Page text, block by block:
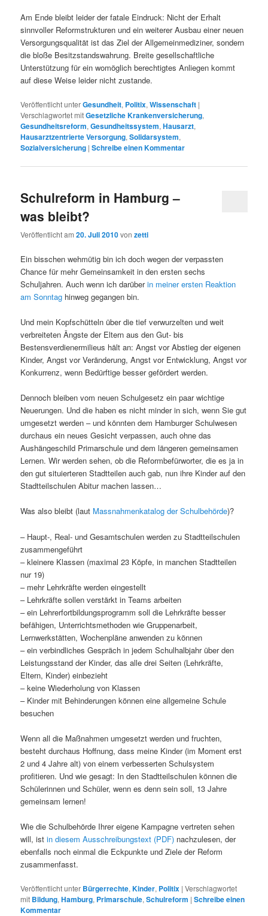
Am Ende bleibt leider der fatale Eindruck: Nicht der Erhalt
sinnvoller Reformstrukturen und ein weiterer Ausbau einer neuen
Versorgungsqualität ist das Ziel der Allgemeinmediziner, sondern
die bloße Besitzstandswahrung. Breite gesellschaftliche
Unterstützung für ein womöglich berechtigtes Anliegen kommt
auf diese Weise leider nicht zustande.
Veröffentlicht unterGesundheit, Politix,Wissenschaft |
Verschlagwortet mitGesetzliche Krankenversicherung,
Gesundheitsreform,Gesundheitssystem,Hausarzt,
Hausarztzentrierte Versorgung,Solidarsystem,
Sozialversicherung |Schreibe einen Kommentar
Schulreform in Hamburg –
was bleibt?
Veröffentlicht am20. Juli 2010vonzetti
Ein bisschen wehmütig bin ich doch wegen der verpassten
Chance für mehr Gemeinsamkeit in den ersten sechs
Schuljahren. Auch wenn ich darüberin meiner ersten Reaktion
am Sonntag hinweg gegangen bin.
Und mein Kopfschütteln über die tief verwurzelten und weit
verbreiteten Ängste der Eltern aus den Gut- bis
Bestensverdienermilieus hält an: Angst vor Abstieg der eigenen
Kinder, Angst vor Veränderung, Angst vor Entwicklung, Angst vor
Konkurrenz, wenn Bedürftige besser gefördert werden.
Dennoch bleiben vom neuen Schulgesetz ein paar wichtige
Neuerungen. Und die haben es nicht minder in sich, wenn Sie gut
umgesetzt werden – und könnten dem Hamburger Schulwesen
durchaus ein neues Gesicht verpassen, auch ohne das
Aushängeschild Primarschule und dem längeren gemeinsamen
Lernen. Wir werden sehen, ob die Reformbefürworter, die es ja in
den gut situierteren Stadtteilen auch gab, nun ihre Kinder auf den
Stadtteilschulen Abitur machen lassen…
Was also bleibt (laut Massnahmenkatalog der Schulbehörde)?
– Haupt-, Real- und Gesamtschulen werden zu Stadtteilschulen
zusammengeführt
– kleinere Klassen (maximal 23 Köpfe, in manchen Stadtteilen
nur 19)
– mehr Lehrkräfte werden eingestellt
– Lehrkräfte sollen verstärkt in Teams arbeiten
– ein Lehrerfortbildungsprogramm soll die Lehrkräfte besser
befähigen, Unterrichtsmethoden wie Gruppenarbeit,
Lernwerkstätten, Wochenpläne anwenden zu können
– ein verbindliches Gespräch in jedem Schulhalbjahr über den
Leistungsstand der Kinder, das alle drei Seiten (Lehrkräfte,
Eltern, Kinder) einbezieht
– keine Wiederholung von Klassen
– Kinder mit Behinderungen können eine allgemeine Schule
besuchen
Wenn all die Maßnahmen umgesetzt werden und fruchten,
besteht durchaus Hoffnung, dass meine Kinder (im Moment erst
2 und 4 Jahre alt) von einem verbesserten Schulsystem
profitieren. Und wie gesagt: In den Stadtteilschulen können die
Schülerinnen und Schüler, wenn es denn sein soll, 13 Jahre
gemeinsam lernen!
Wie die Schulbehörde Ihrer eigene Kampagne vertreten sehen
will, istin diesem Ausschreibungstext (PDF) nachzulesen, der
ebenfalls noch einmal die Eckpunkte und Ziele der Reform
zusammenfasst.
Veröffentlicht unter Bürgerrechte,Kinder, Politix |Verschlagwortet
mit Bildung,Hamburg, Primarschule,Schulreform |Schreibe einen
Kommentar